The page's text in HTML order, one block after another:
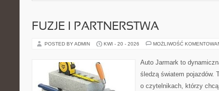
FUZJE I PARTNERSTWA
POSTED BY ADMIN KWI - 20 - 2026 MOŻLIWOŚĆ
Auto Jarmark to
śledzą światem pojazdów.
o czytelnikach, którzy